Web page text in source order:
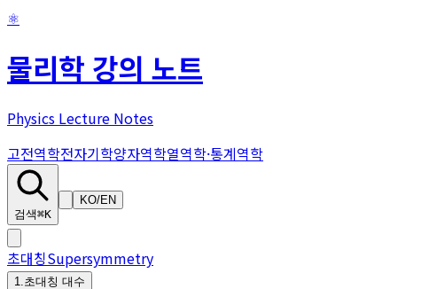
⚛
물리학 강의 노트
Physics Lecture Notes
고전역학전자기학양자역학열역학·통계역학
검색⌘K
KO/EN
초대칭Supersymmetry
1 초대칭 대수